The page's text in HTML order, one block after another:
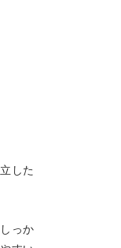
した
っか